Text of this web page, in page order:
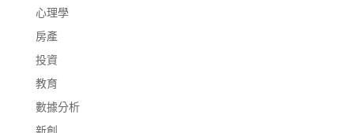
心理學
房產
投資
教育
數據分析